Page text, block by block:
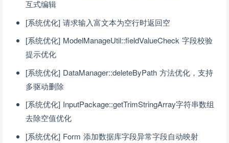
互式编辑
[系统优化] 请求输入富文本为空行时返回空
[系统优化] ModelManageUtil::fieldValueCheck 字段校验
提示优化
[系统优化] DataManager::deleteByPath 方法优化，支持
多驱动删除
[系统优化] InputPackage::getTrimStringArray字符串数组
去除空值优化
[系统优化] Form 添加数据库字段异常字段自动映射